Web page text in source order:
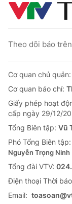
Theo dõi báo trên
Cơ quan chủ
Cơ quan báo chí:
Giấy phép hoạt
cấp ngày 29/12/
Tổng Biên tập: Vũ
Phó Tổng Biên tập:
Nguyễn Trọng Ninh
Tổng đài VTV:
Ðiện thoại Thời
Email: